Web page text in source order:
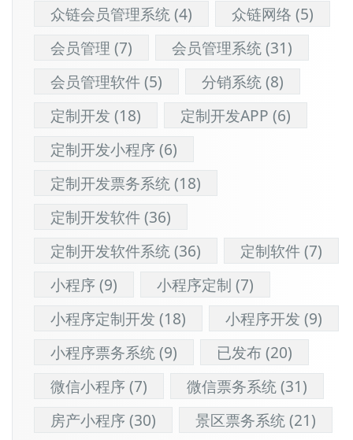
众链会员管理系统(4) 众链网络 (5)
会员管理 (7) 会员管理系统(31)
会员管理软件(5) 分销系统(8)
定制开发 (18) 定制开发APP (6)
定制开发小程序(6)
定制开发票务系统(18)
定制开发软件(36)
定制开发软件系统(36) 定制软件(7)
小程序(9) 小程序定制 (7)
小程序定制开发 (18) 小程序开发 (9)
小程序票务系统(9) 已发布(20)
微信小程序(7) 微信票务系统(31)
房产小程序(30) 景区票务系统(21)